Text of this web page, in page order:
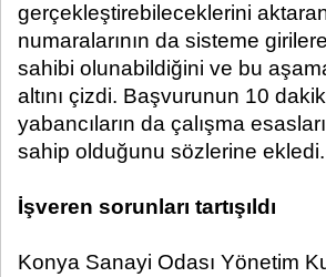
gerçekleştirebileceklerini
numaralarının da sisteme
sahibi olunabildiğini ve bu
altını çizdi. Başvurunun 10
yabancıların da çalışma
sahip olduğunu sözlerine ekledi.
İşveren sorunları tartışıldı
Konya Sanayi Odası Yönetim